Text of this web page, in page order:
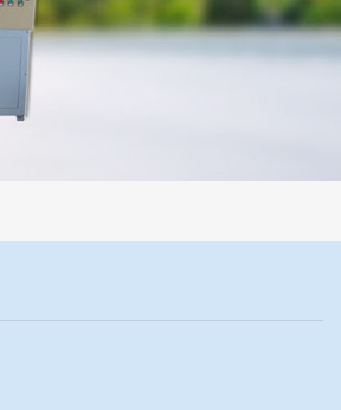
，焦球形状与人工制焦球法一致或优于人工